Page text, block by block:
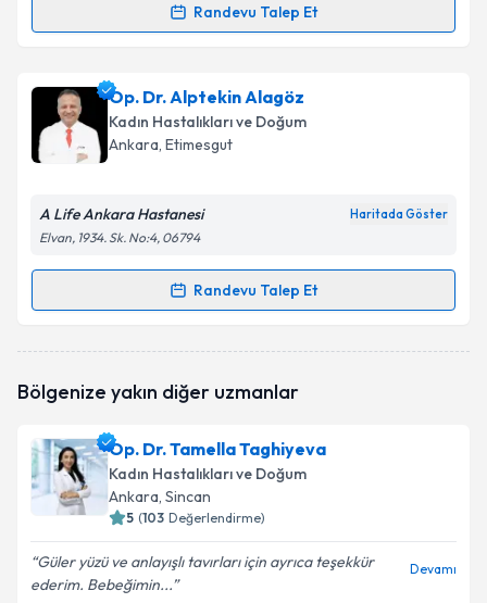
Kişisel verilerimin işlenmesine ilişkin
Metni'ni okudum ve kişisel verilerimin belirtilen
Takvim Talebini Gönder
Randevu Talep Et
Randevu Takvimi Talebi
Op. Dr. Khayala Aliyevaiçin randevu takvimi talebi
oluşturun. Size bu uzmandan randevu almanız için bir
takvim hazırlandığında e-posta ile bilgilendireceğiz.
Kişisel verilerimin işlenmesine ilişkin
Metni'ni okudum ve kişisel verilerimin belirtilen
Takvim Talebini Gönder
Op. Dr. Alptekin Alagöz
Kadın Hastalıkları ve Doğum
Ankara, Etimesgut
A Life Ankara Hastanesi Haritada Göster
Elvan, 1934. Sk. No:4, 06794
Randevu Talep Et
Randevu Takvimi Talebi
oluşturun. Size bu uzmandan randevu almanız için bir
E-posta Adresiniz
Kişisel verilerimin işlenmesine ilişkinAydınlatma
Metni'ni okudum ve kişisel verilerimin belirtilen
Bölgenize yakın diğer uzmanlar
Op. Dr. Tamella Taghiyeva
Kadın Hastalıkları ve Doğum
Ankara, Sincan
5 (103 Değerlendirme)
Güler yüzü ve anlayışlı tavırları için ayrıca teşekkür
ederim. Bebeğimin...
Devamı